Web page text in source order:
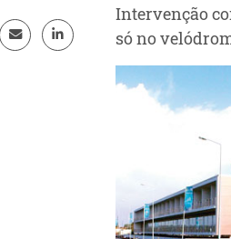
Intervenção
só no